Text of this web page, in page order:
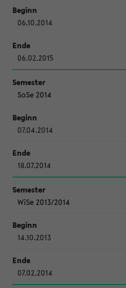
06.10.2014
06.02.2015
SoSe 2014
07.04.2014
18.07.2014
WiSe 2013/2014
14.10.2013
07.02.2014